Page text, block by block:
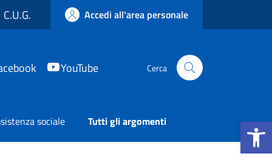
Apri la
C.U.G. Accedi all'area personale
YouTube Cerca
sociale Tutti gli argomenti